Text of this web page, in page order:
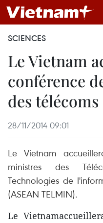
SCIENCES
Le Vietnam
conférence
des télécoms
28/11/2014 09:01
Le Vietnam
ministres des
Technologies de
(ASEAN TELMIN).
Le